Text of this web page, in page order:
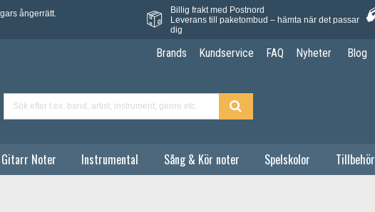
ångerrätt.
Billig frakt med Postnord
Leverans till paketombud – hämta när det passar
dig
Brands Kundservice FAQ Nyheter Blog
Gitarr Noter Instrumental Sång & Kör noter Spelskolor Tillbehör